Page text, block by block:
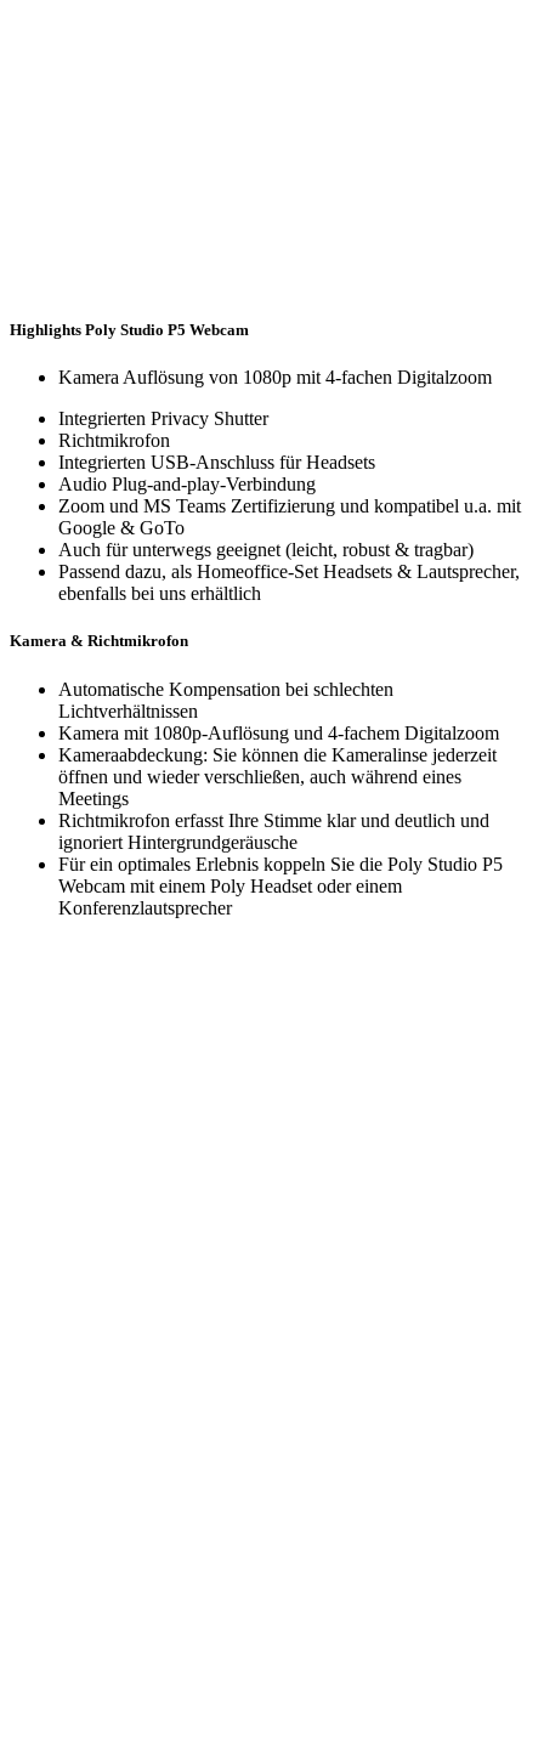
Highlights Poly Studio P5 Webcam
Kamera Auflösung von 1080p mit 4-fachen Digitalzoom
Integrierten Privacy Shutter
Richtmikrofon
Integrierten USB-Anschluss für Headsets
Audio Plug-and-play-Verbindung
Zoom und MS Teams Zertifizierung und kompatibel u.a. mit
Google & GoTo
Auch für unterwegs geeignet (leicht, robust & tragbar)
Passend dazu, als Homeoffice-Set Headsets & Lautsprecher,
ebenfalls bei uns erhältlich
Kamera & Richtmikrofon
Automatische Kompensation bei schlechten
Lichtverhältnissen
Kamera mit 1080p-Auflösung und 4-fachem Digitalzoom
Kameraabdeckung: Sie können die Kameralinse jederzeit
öffnen und wieder verschließen, auch während eines
Meetings
Richtmikrofon erfasst Ihre Stimme klar und deutlich und
ignoriert Hintergrundgeräusche
Für ein optimales Erlebnis koppeln Sie die Poly Studio P5
Webcam mit einem Poly Headset oder einem
Konferenzlautsprecher